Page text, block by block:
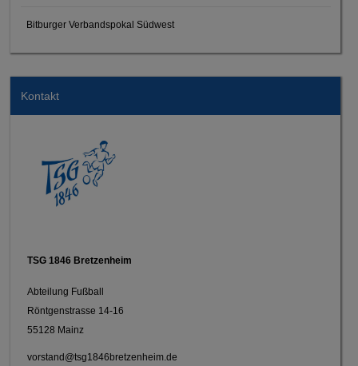
Bitburger Verbandspokal Südwest
Kontakt
TSG 1846 Bretzenheim
Abteilung Fußball
Röntgenstrasse 14-16
55128 Mainz
vorstand@tsg1846bretzenheim.de